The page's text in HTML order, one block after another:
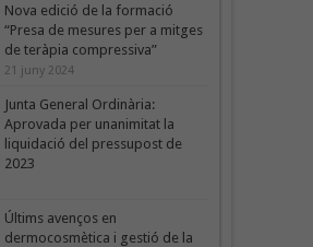
Nova edició de la formació
“Presa de mesures per a mitges
de teràpia compressiva”
21 juny 2024
Junta General Ordinària:
Aprovada per unanimitat la
liquidació del pressupost de
2023
Últims avenços en
dermocosmètica i gestió de la